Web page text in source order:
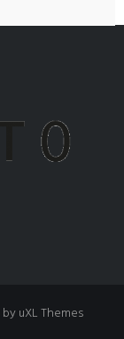
by uXL Themes